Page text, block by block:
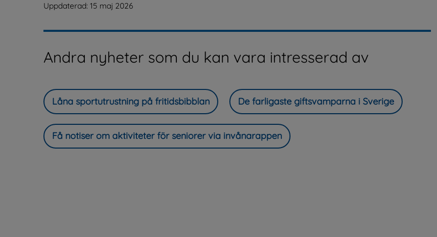
Uppdaterad: 15 maj 2026
Andra nyheter som du kan vara intresserad av
Låna sportutrustning på fritidsbibblan De farligaste giftsvamparna i Sverige
Få notiser om aktiviteter för seniorer via invånarappen